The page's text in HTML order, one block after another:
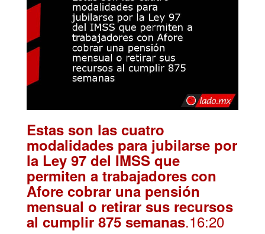
Estas son las cuatro
modalidades para jubilarse por
la Ley 97 del IMSS que
permiten a trabajadores con
Afore cobrar una pensión
mensual o retirar sus recursos
al cumplir 875 semanas.16:20